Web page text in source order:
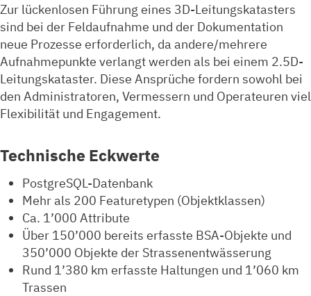
Zur lückenlosen Führung eines 3D-Leitungskatasters
sind bei der Feldaufnahme und der Dokumentation
neue Prozesse erforderlich, da andere/mehrere
Aufnahmepunkte verlangt werden als bei einem 2.5D-
Leitungskataster. Diese Ansprüche fordern sowohl bei
den Administratoren, Vermessern und Operateuren viel
Flexibilität und Engagement.
Technische Eckwerte
PostgreSQL-Datenbank
Mehr als 200 Featuretypen (Objektklassen)
Ca. 1’000 Attribute
Über 150’000 bereits erfasste BSA-Objekte und
350’000 Objekte der Strassenentwässerung
Rund 1’380 km erfasste Haltungen und 1’060 km
Trassen